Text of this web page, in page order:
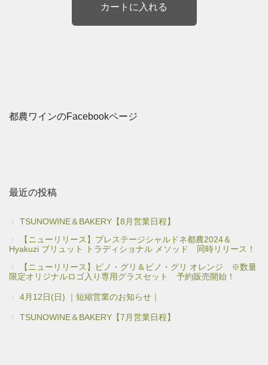
都農ワインのFacebookページ
最近の投稿
TSUNOWINE＆BAKERY【8月営業日程】
【ニューリリース】プレステージシャルドネ都農2024＆
Hyakuzi ブリュット トラディショナル メソッド 同時リリース！
【ニューリリース】ピノ・グリ＆ピノ・グリ オレンジ ※数量
限定オリジナルロゴ入り専用グラスセット 予約販売開始！
4月12日(日) ｜短縮営業のお知らせ｜
TSUNOWINE＆BAKERY【7月営業日程】